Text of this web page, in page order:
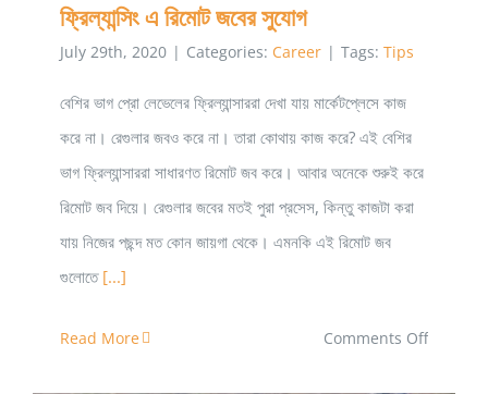
ফ্রিল্যান্সিং এ রিমোট জবের সুযোগ
July 29th, 2020 | Categories: Career | Tags: Tips
বেশির ভাগ প্রো লেভেলের ফ্রিল্যান্সাররা দেখা যায় মার্কেটপ্লেসে কাজ
করে না। রেগুলার জবও করে না। তারা কোথায় কাজ করে? এই বেশির
ভাগ ফ্রিল্যান্সাররা সাধারণত রিমোট জব করে। আবার অনেকে শুরুই করে
রিমোট জব দিয়ে। রেগুলার জবের মতই পুরা প্রসেস, কিন্তু কাজটা করা
যায় নিজের পছন্দ মত কোন জায়গা থেকে। এমনকি এই রিমোট জব
গুলোতে [...]
Read More Comments Offon